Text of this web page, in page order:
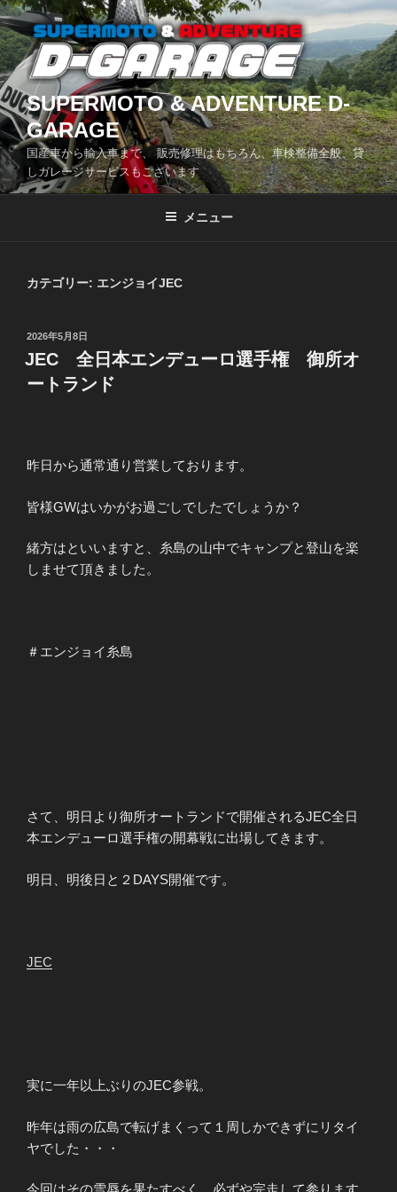
コ
ン
テ
ン
ツ
へ
ス
キ
ッ
SUPERMOTO & ADVENTURE D-
GARAGE
国産車から輸入車まで、 販売修理はもちろん、車検整備全般、貸
しガレージサービスもございます
メニュー
カテゴリー: エンジョイJEC
投
稿
日:
2026年5月8日
JEC 全日本エンデューロ選手権 御所オ
ートランド
昨日から通常通り営業しております。
皆様GWはいかがお過ごしでしたでしょうか？
緒方はといいますと、糸島の山中でキャンプと登山を楽
しませて頂きました。
＃エンジョイ糸島
さて、明日より御所オートランドで開催されるJEC全日
本エンデューロ選手権の開幕戦に出場してきます。
明日、明後日と２DAYS開催です。
JEC
実に一年以上ぶりのJEC参戦。
昨年は雨の広島で転げまくって１周しかできずにリタイ
ヤでした・・・